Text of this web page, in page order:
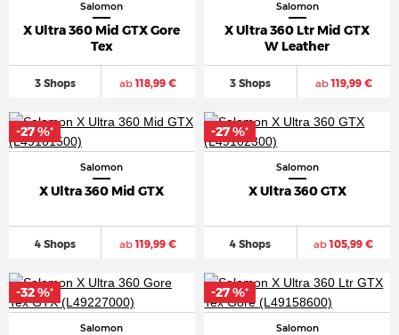
Salomon
X Ultra 360 Mid GTX Gore
Tex
3 Shops ab118,99 €
Salomon
X Ultra 360 Ltr Mid GTX
W Leather
3 Shops ab119,99 €
Salomon
X Ultra 360 Mid GTX
4 Shops ab119,99 €
-27 %*
Salomon
X Ultra 360 GTX
4 Shops ab105,99 €
-27 %*
Salomon
-32 %*
Salomon
-27 %*